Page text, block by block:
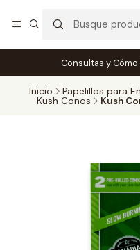
Consultas y
Inicio Papelillos para
Kush Conos
Kush